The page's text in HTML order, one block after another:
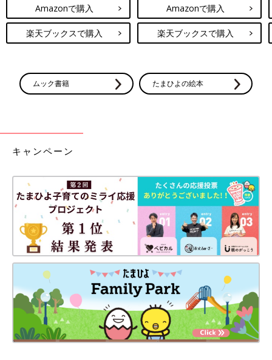
Amazonで購入
楽天ブックスで購入
Amazonで購入
楽天ブックスで購入
ムック書籍 たまひよの絵本
キャンペーン